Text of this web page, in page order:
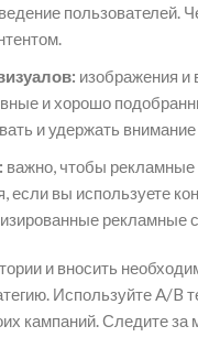
изображения и
и хорошо
и удержать внимание
важно, чтобы
если вы используете
рекламные
и вносить
Используйте A/
кампаний. Следите